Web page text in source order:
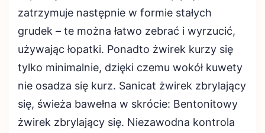
zatrzymuje następnie w formie stałych
grudek – te można łatwo zebrać i wyrzucić,
używając łopatki. Ponadto żwirek kurzy się
tylko minimalnie, dzięki czemu wokół kuwety
nie osadza się kurz. Sanicat żwirek zbrylający
się, świeża bawełna w skrócie: Bentonitowy
żwirek zbrylający się. Niezawodna kontrola